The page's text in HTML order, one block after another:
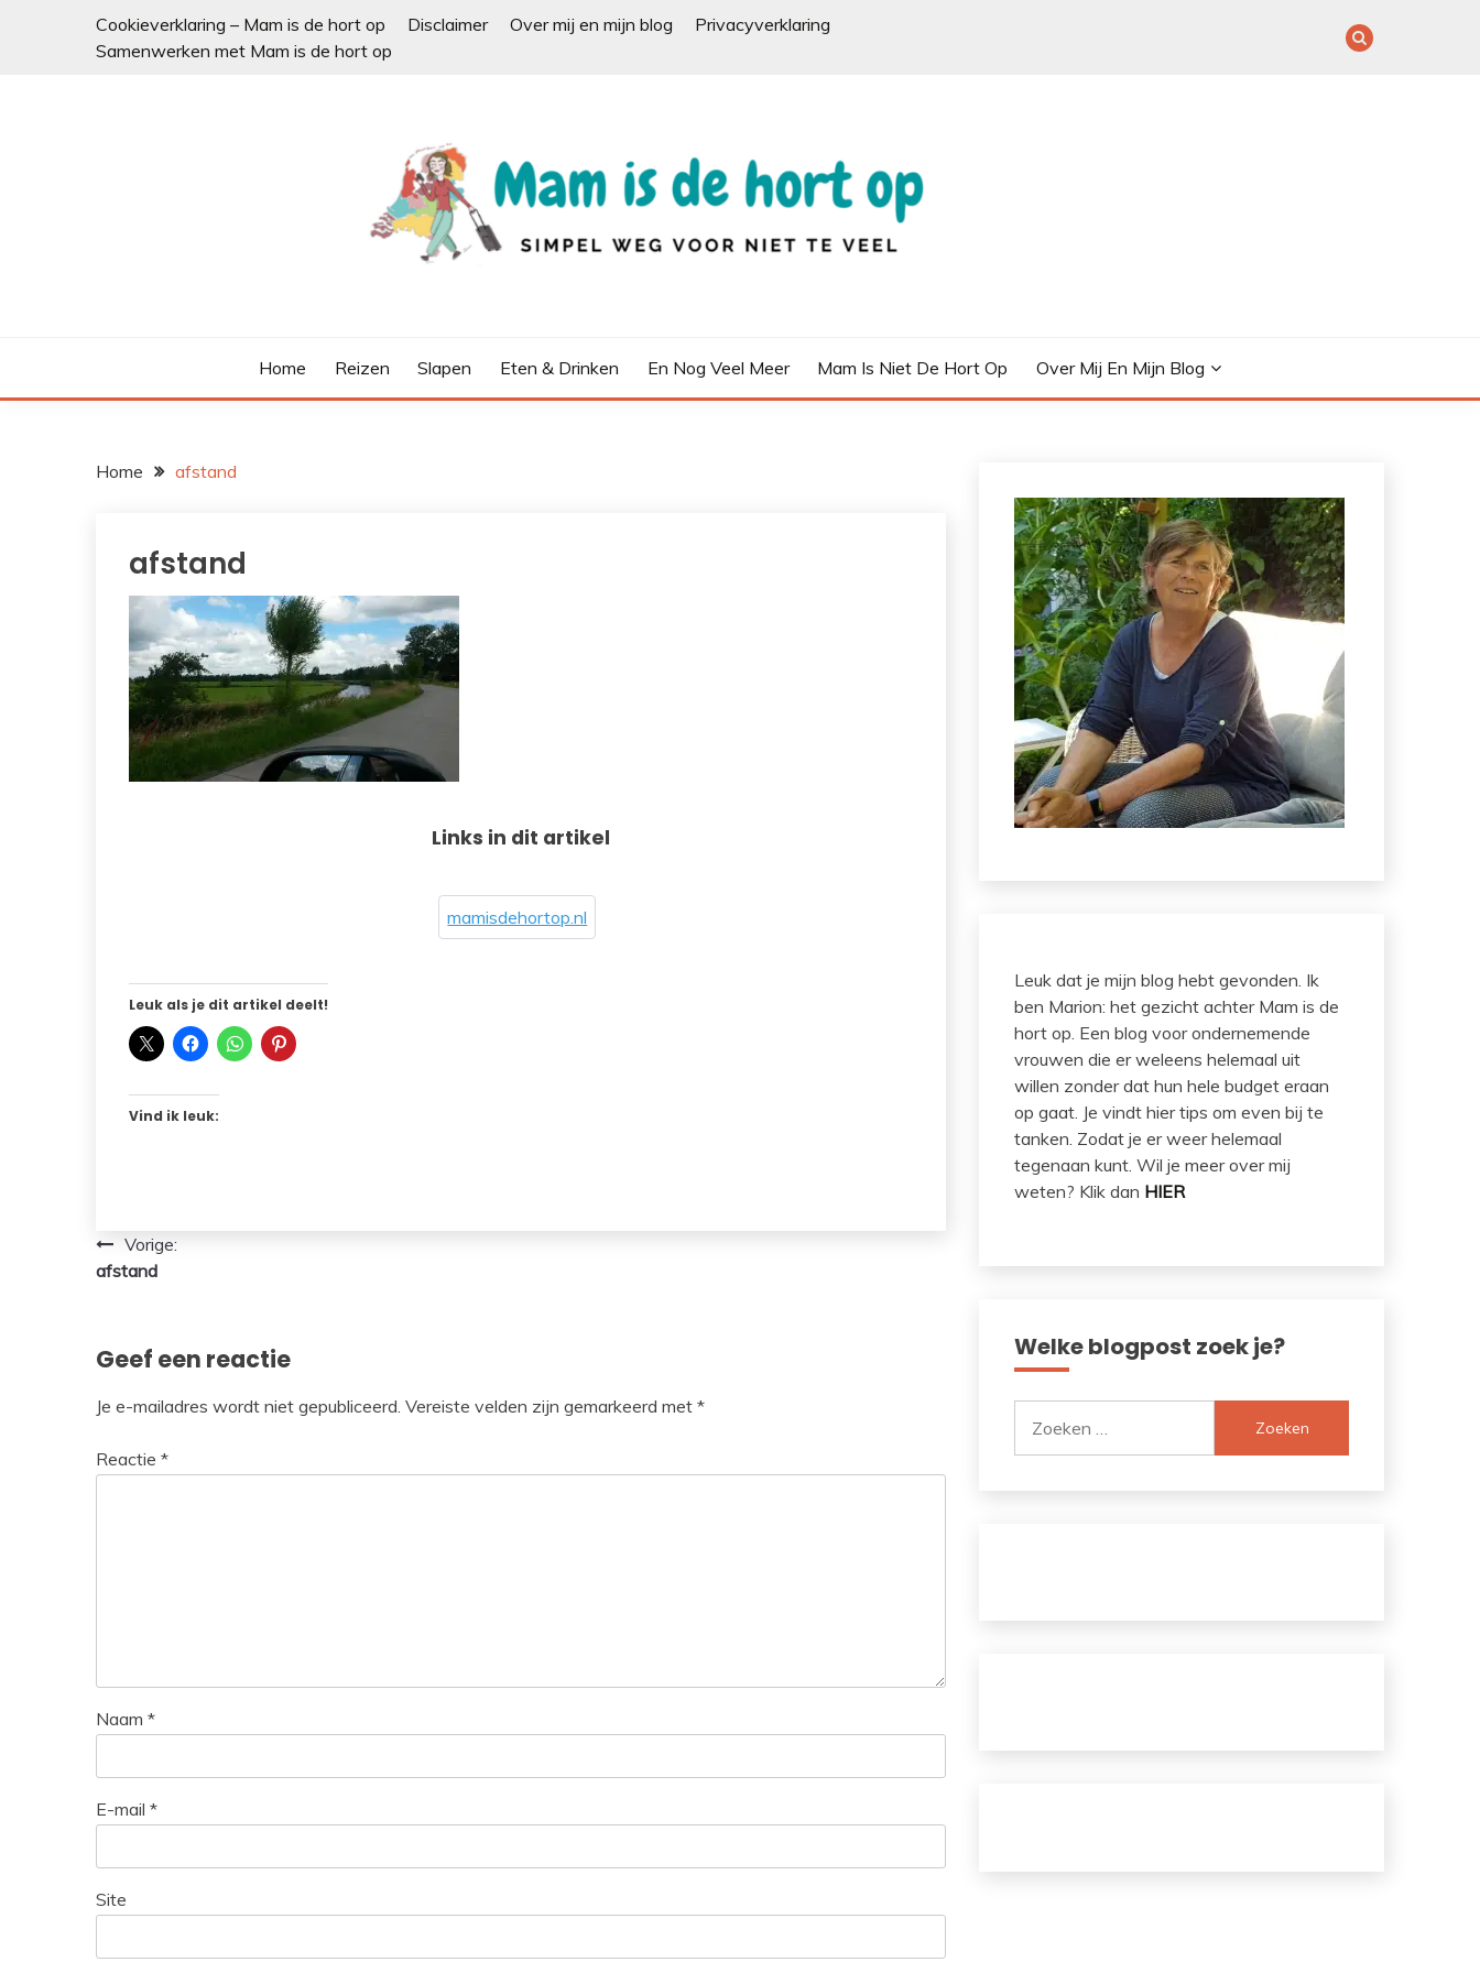
Cookieverklaring – Mam is de hort op Disclaimer Over mij en mijn blog
Privacyverklaring
Samenwerken met Mam is de hort op
Home Reizen Slapen Eten & Drinken En Nog Veel Meer Mam Is Niet De Hort Op Over Mij En Mijn Blog
Home afstand
afstand
Links in dit artikel
mamisdehortop.nl
Leuk als je dit artikel deelt!
Vind ik leuk:
Bericht
navigatie
Vorige:
afstand
Geef een reactie
Je e-mailadres wordt niet gepubliceerd. Vereiste velden zijn gemarkeerd met *
Reactie *
Naam *
E-mail *
Site
Leuk dat je mijn blog hebt gevonden. Ik
ben Marion: het gezicht achter Mam is de
hort op. Een blog voor ondernemende
vrouwen die er weleens helemaal uit
willen zonder dat hun hele budget eraan
op gaat. Je vindt hier tips om even bij te
tanken. Zodat je er weer helemaal
tegenaan kunt. Wil je meer over mij
weten? Klik dan HIER
Welke blogpost zoek je?
naar: